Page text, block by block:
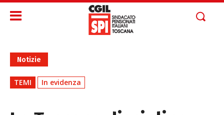
Notizie
TEMI In evidenza